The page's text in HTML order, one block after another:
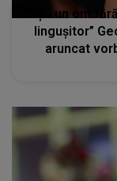
”Ești un om
lingușitor”
aruncat